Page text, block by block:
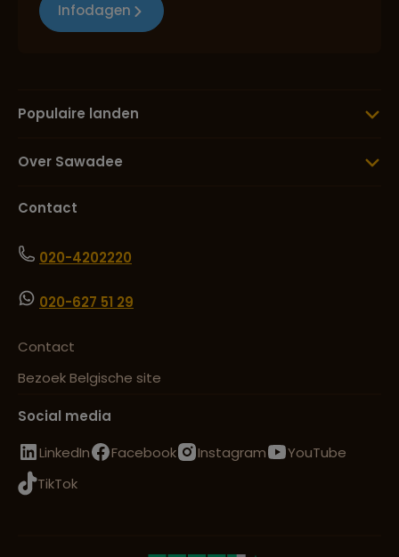
Infodagen
Populaire landen
Over Sawadee
Contact
020-4202220
020-627 51 29
Contact
Bezoek Belgische site
Social media
LinkedIn
Facebook Instagram
YouTube
TikTok